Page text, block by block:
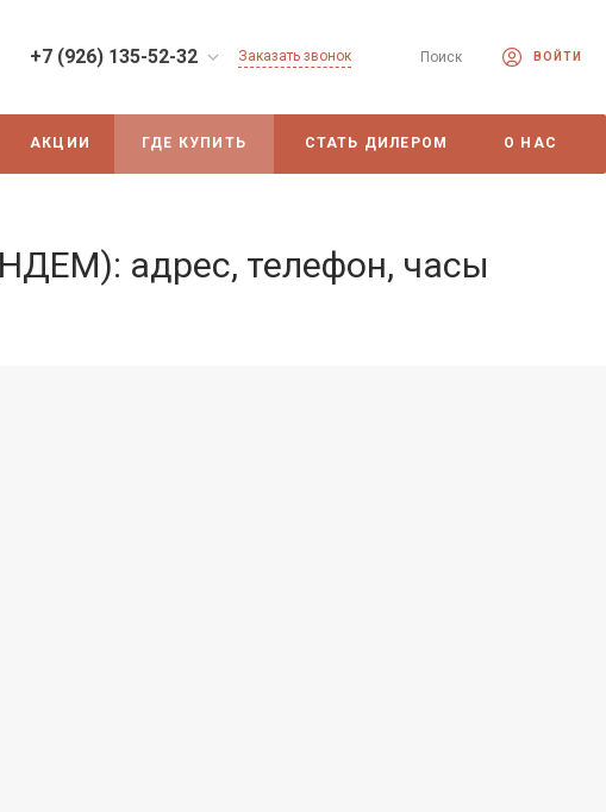
+7 (926) 135-52-32 Заказать звонок Поиск ВОЙТИ
АКЦИИ ГДЕ КУПИТЬ СТАТЬ ДИЛЕРОМ О НАС
адрес, телефон, часы